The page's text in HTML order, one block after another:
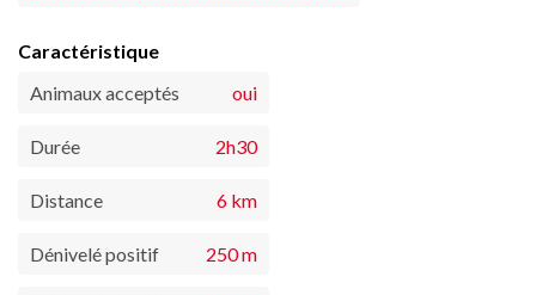
Caractéristique
Animaux acceptés
oui
Durée 2h30
Distance 6 km
Dénivelé positif 250 m